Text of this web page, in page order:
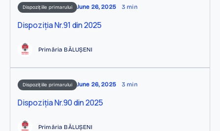
Dispozițiile primarului June 26, 2025 3 min
Dispoziția Nr.91 din 2025
Primăria BĂLUȘENI
Dispozițiile primarului June 26, 2025 3 min
Dispoziția Nr.90 din 2025
Primăria BĂLUȘENI